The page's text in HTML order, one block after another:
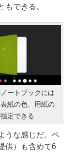
できる。
ートブックには
紙の色、用紙の
定できる
うな感じだ。ペ
供）も含めて6